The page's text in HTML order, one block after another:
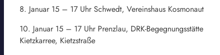
8. Januar 15 – 17 Uhr Schwedt, Vereinshaus Kosmonaut
10. Januar 15 – 17 Uhr Prenzlau, DRK-Begegnungsstätte
Kietzkarree, Kietzstraße